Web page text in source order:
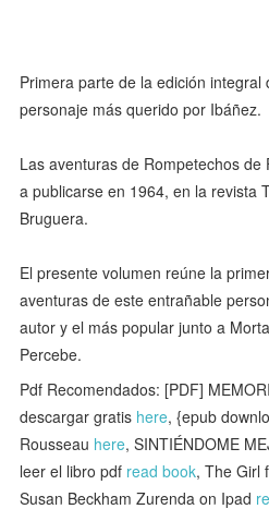
Primera parte de la edición integral
personaje más querido por Ibáñez.
Las aventuras de Rompetechos
a publicarse en 1964, en la revista
Bruguera.
El presente volumen reúne la
aventuras de este entrañable
autor y el más popular junto a
Percebe.
Pdf Recomendados: [PDF]
descargar gratis here, {epub
Rousseau here, SINTIÉNDOME
leer el libro pdf read book, The Girl
Susan Beckham Zurenda on Ipad